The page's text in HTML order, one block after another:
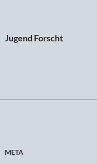
Jugend Forscht
META